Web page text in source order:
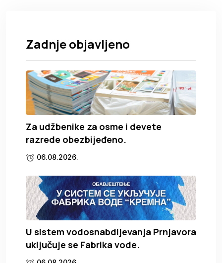
Zadnje objavljeno
Za udžbenike za osme i devete
razrede obezbijeđeno.
06.08.2026.
U sistem vodosnabdijevanja Prnjavora
uključuje se Fabrika vode.